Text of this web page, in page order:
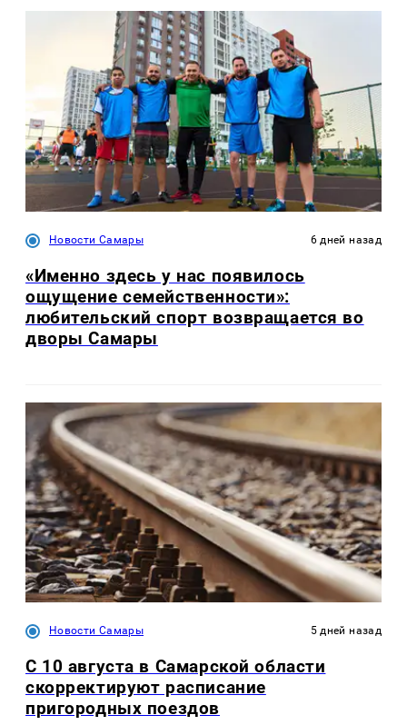
Новости Самары 6 дней назад
«Именно здесь у нас появилось
ощущение семейственности»:
любительский спорт возвращается во
дворы Самары
Новости Самары 5 дней назад
С 10 августа в Самарской области
скорректируют расписание
пригородных поездов